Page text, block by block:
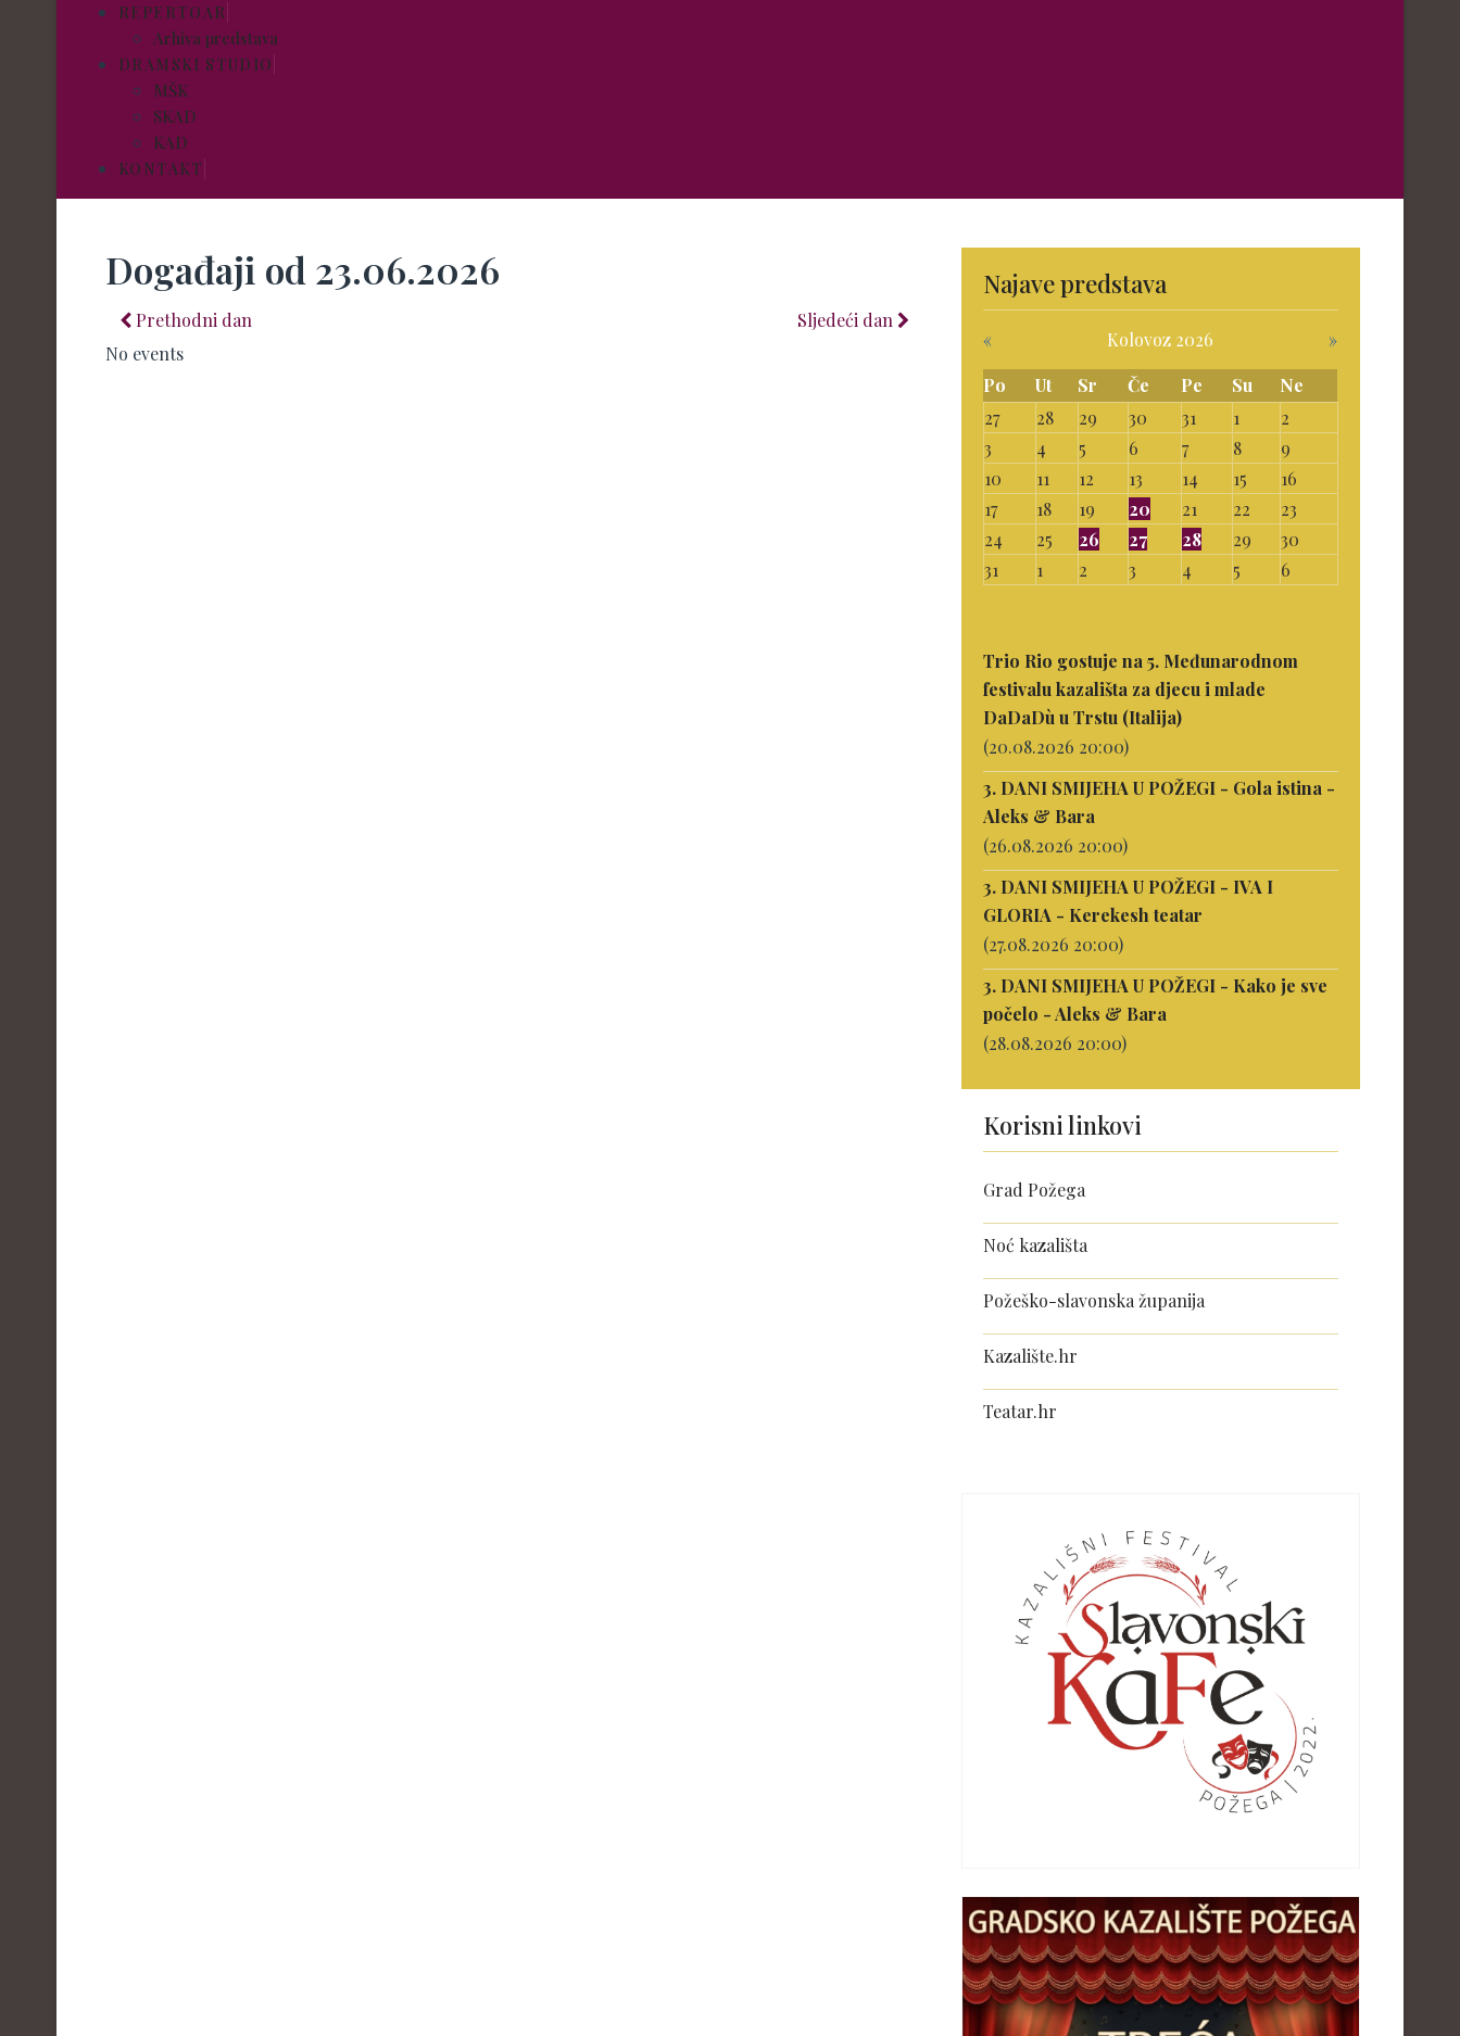
REPERTOAR
Arhiva predstava
DRAMSKI STUDIO
MŠK
SKAD
KAD
KONTAKT
Događaji od 23.06.2026
Prethodni dan
Sljedeći dan
No events
Najave predstava
« Kolovoz 2026
»
Po
Ut Sr Če Pe Su
Ne
27
28 29 30 31 1
2
3
4 5 6 7 8
9
10
11 12 13 14 15
16
17
18 19 20 21 22
23
24
25 26 27 28 29
30
31
1 2 3 4 5 6
Trio Rio gostuje na 5. Međunarodnom
festivalu kazališta za djecu i mlade
DaDaDù u Trstu (Italija)
(20.08.2026 20:00)
3. DANI SMIJEHA U POŽEGI - Gola istina -
Aleks & Bara
(26.08.2026 20:00)
3. DANI SMIJEHA U POŽEGI - IVA I
GLORIA - Kerekesh teatar
(27.08.2026 20:00)
3. DANI SMIJEHA U POŽEGI - Kako je sve
počelo - Aleks & Bara
(28.08.2026 20:00)
Korisni linkovi
Grad Požega
Noć kazališta
Požeško-slavonska županija
Kazalište.hr
Teatar.hr